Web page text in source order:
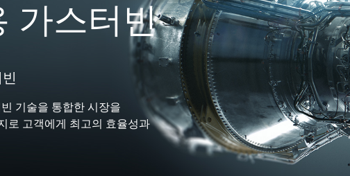
가스터빈
기술을 통합한 시장을
로 고객에게 최고의 효율성과